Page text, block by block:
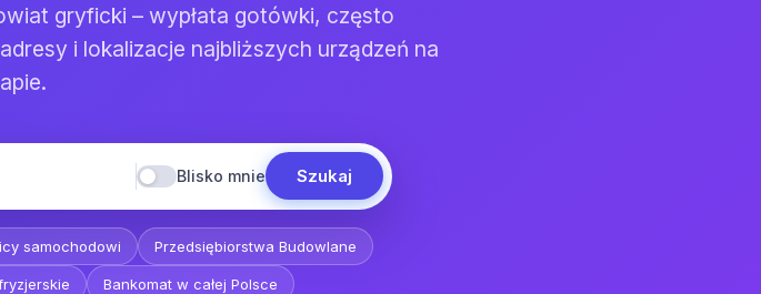
gryficki – wypłata gotówki, często
i lokalizacje najbliższych urządzeń na
Blisko mnie Szukaj
samochodowi Przedsiębiorstwa Budowlane
Bankomat w całej Polsce